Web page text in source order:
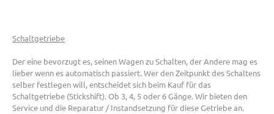
Schaltgetriebe
Der eine bevorzugt es, seinen Wagen zu Schalten, der Andere mag es
lieber wenn es automatisch passiert. Wer den Zeitpunkt des Schaltens
selber festlegen will, entscheidet sich beim Kauf für das
Schaltgetriebe (Stickshift). Ob 3, 4, 5 oder 6 Gänge. Wir bieten den
Service und die Reparatur / Instandsetzung für diese Getriebe an.